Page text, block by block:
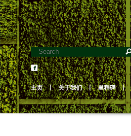
主页 丨 关于我们 丨 里程碑 丨